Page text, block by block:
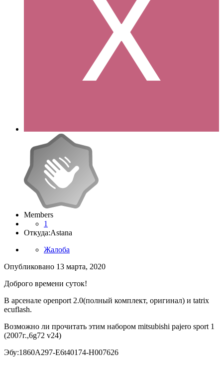
Members
1
Откуда:Astana
Жалоба
Опубликовано 13 марта, 2020
Доброго времени суток!
В арсенале openport 2.0(полный комплект, оригинал) и tatrix
ecuflash.
Возможно ли прочитать этим набором mitsubishi pajero sport 1
(2007г.,6g72 v24)
Эбу:‌1860A297-E6t40174-H007626